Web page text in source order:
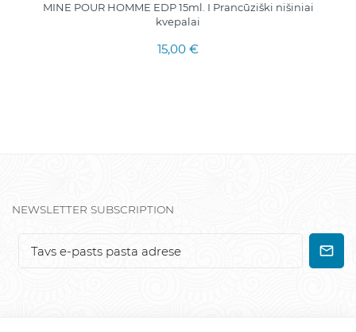
MINE POUR HOMME EDP 15ml. I Prancūziški nišiniai
kvepalai
15,00 €
NEWSLETTER SUBSCRIPTION